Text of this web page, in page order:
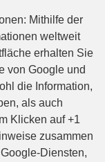
Mithilfe der
weltweit
erhalten Sie
von Google und
die Information,
als auch
Klicken auf +1
zusammen
Diensten,